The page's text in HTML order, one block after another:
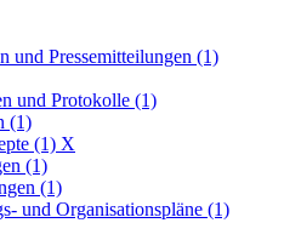
und Pressemitteilungen (1)
und Protokolle (1)
(1)
(1) X
(1)
(1)
und Organisationspläne (1)